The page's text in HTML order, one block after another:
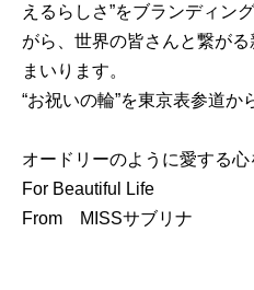
えるらしさ”をブランディン
がら、世界の皆さんと繋が
まいります。
“お祝いの輪”を東京表参道か
オードリーのように愛する心
For Beautiful Life
From MISSサブリナ